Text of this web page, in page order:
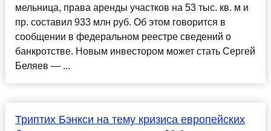
мельница, права аренды участков на 53 тыс. кв. м и
пр. составил 933 млн руб. Об этом говорится в
сообщении в федеральном реестре сведений о
банкротстве. Новым инвестором может стать Сергей
Беляев — ...
Триптих Бэнкси на тему кризиса европейских